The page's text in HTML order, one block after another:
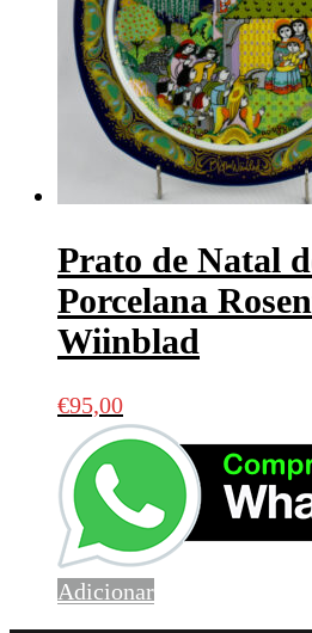
Prato de Natal
Porcelana
Wiinblad
€95,00
Adicionar